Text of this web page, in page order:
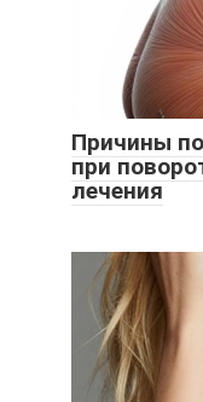
Причины
при
лечения